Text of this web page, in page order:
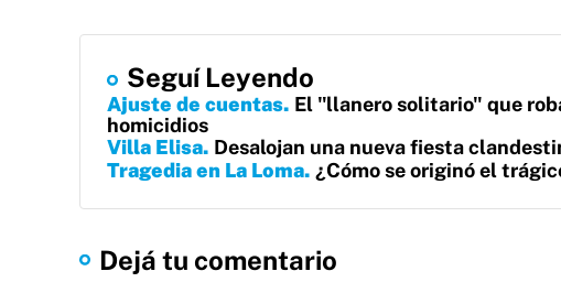
Seguí Leyendo
Ajuste de cuentas El "llanero solitario" que
homicidios
Villa Elisa Desalojan una nueva fiesta
Tragedia en La Loma ¿Cómo se originó el
Dejá tu comentario